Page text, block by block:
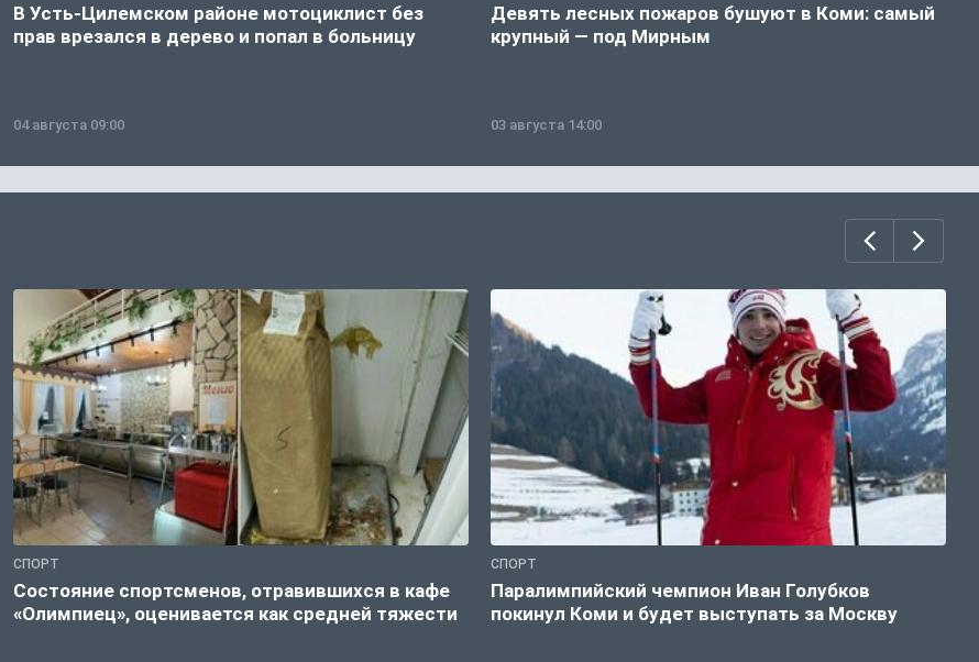
В Усть-Цилемском районе мотоциклист без
прав врезался в дерево и попал в больницу
04 августа 09:00
Девять лесных пожаров бушуют в Коми: самый
крупный — под Мирным
03 августа 14:00
СПОРТ
Состояние спортсменов, отравившихся в кафе
«Олимпиец», оценивается как средней тяжести
СПОРТ
Паралимпийский чемпион Иван Голубков
покинул Коми и будет выступать за Москву